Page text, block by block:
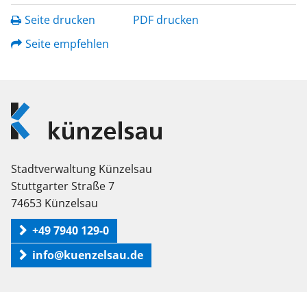
Seite drucken
PDF drucken
Seite empfehlen
Logo
Künzelsau
Stadtverwaltung Künzelsau
Stuttgarter Straße 7
74653 Künzelsau
+49 7940 129-0
info@kuenzelsau.de